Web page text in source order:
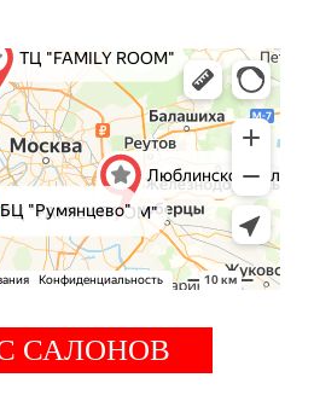
САЛОНОВ